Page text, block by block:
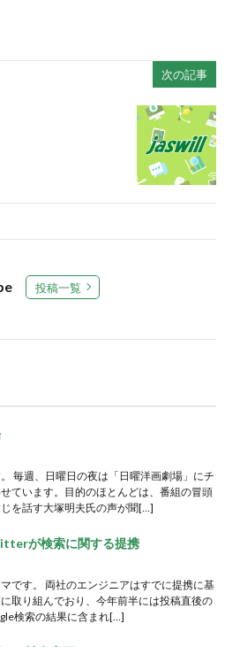
次の記事
投稿一覧
毎週、日曜日の夜は「日曜洋画劇場」にチ
ています。目的のほとんどは、番組の冒頭
を話す大塚明夫氏の声が聞[…]
が検索に関する提携
です。 両社のエンジニアはすでに提携に基
取り組んでおり、今年前半には投稿直後の
検索の結果に含まれ[…]